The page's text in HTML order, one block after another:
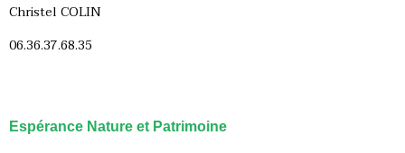
Christel COLIN
06.36.37.68.35
Espérance Nature et Patrimoine